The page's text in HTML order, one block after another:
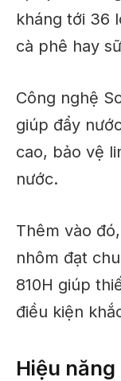
kháng tới 36
cà phê hay
Công nghệ
giúp đẩy
cao, bảo vệ
nước.
Thêm vào
nhôm đạt
810H giúp
điều kiện
Hiệu